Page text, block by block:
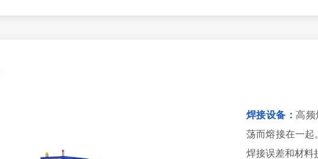
焊接设备：高频
荡而熔接在一起
焊接误差和材料